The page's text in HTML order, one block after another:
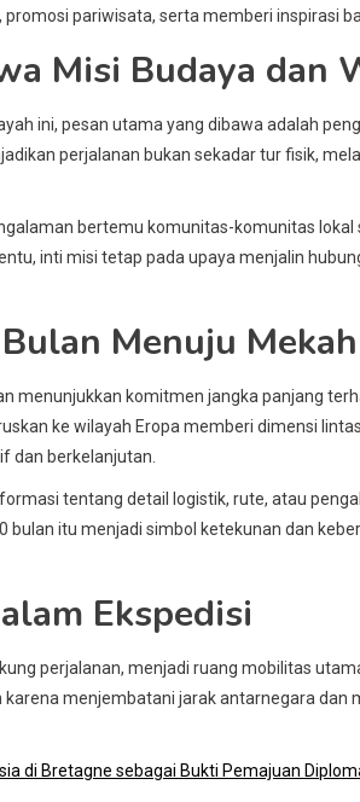
pariwisata, serta memberi inspirasi
Misi Budaya dan
ini, pesan utama yang dibawa adalah
perjalanan bukan sekadar tur fisik,
bertemu komunitas-komunitas lokal
inti misi tetap pada upaya menjalin
Menuju
menunjukkan komitmen jangka panjang
ke wilayah Eropa memberi dimensi
dan berkelanjutan.
tentang detail logistik, rute, atau
bulan itu menjadi simbol ketekunan dan
Ekspedisi
perjalanan, menjadi ruang mobilitas
menjembatani jarak antarnegara dan
di Bretagne sebagai Bukti Pemajuan